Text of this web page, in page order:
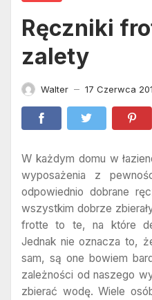
Ręczniki
zalety
Walter — 17 Czerwca
W każdym domu w
wyposażenia z
odpowiednio dobrane
wszystkim dobrze
frotte to te, na które
Jednak nie oznacza to,
sam, są one bowiem
zależności od naszego
zbierać wodę. Wiele